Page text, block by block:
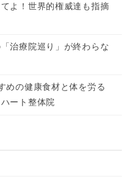
よ！世界的権威達も指摘
治療院巡り」が終わらな
めの健康食材と体を労る
ート整体院